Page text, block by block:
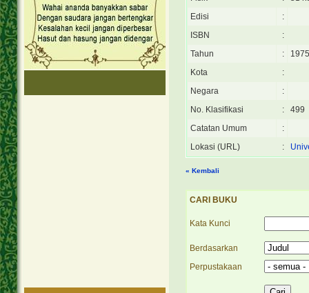
Edisi
:
ISBN
:
Tahun
:
1975
Kota
:
Negara
:
No. Klasifikasi
:
499
Catatan Umum
:
Lokasi (URL)
:
« Kembali
CARI BUKU
Kata Kunci
Berdasarkan
Perpustakaan